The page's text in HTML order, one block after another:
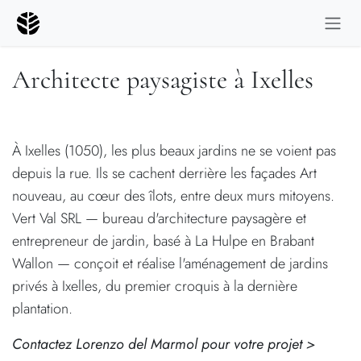
Se rendre au contenu
Architecte paysagiste à Ixelles
À Ixelles (1050), les plus beaux jardins ne se voient pas
depuis la rue. Ils se cachent derrière les façades Art
nouveau, au cœur des îlots, entre deux murs mitoyens.
Vert Val SRL — bureau d'architecture paysagère et
entrepreneur de jardin, basé à La Hulpe en Brabant
Wallon — conçoit et réalise l'aménagement de jardins
privés à Ixelles, du premier croquis à la dernière
plantation.
Contactez Lorenzo del Marmol pour votre projet >